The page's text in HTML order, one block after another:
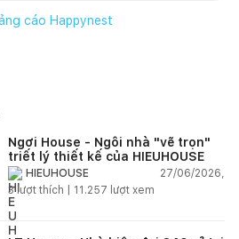
Ngơi House - Ngôi nhà "vẽ trọn"
triết lý thiết kế của HIEUHOUSE
HIEUHOUSE
27/06/2026,
3lượt thích | 11.257 lượt xem